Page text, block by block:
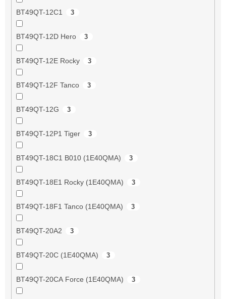
BT49QT-12C1 3
BT49QT-12D Hero 3
BT49QT-12E Rocky 3
BT49QT-12F Tanco 3
BT49QT-12G 3
BT49QT-12P1 Tiger 3
BT49QT-18C1 B010 (1E40QMA) 3
BT49QT-18E1 Rocky (1E40QMA) 3
BT49QT-18F1 Tanco (1E40QMA) 3
BT49QT-20A2 3
BT49QT-20C (1E40QMA) 3
BT49QT-20CA Force (1E40QMA) 3